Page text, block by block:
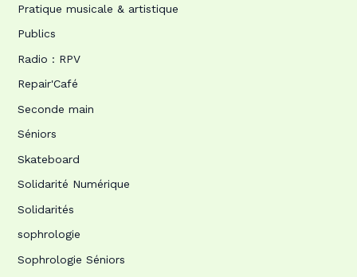
Pratique musicale & artistique
Publics
Radio : RPV
Repair'Café
Seconde main
Séniors
Skateboard
Solidarité Numérique
Solidarités
sophrologie
Sophrologie Séniors